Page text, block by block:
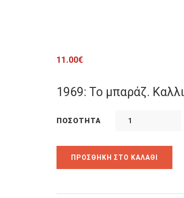
11.00€
1969: Το μπαράζ.
ΠΟΣΌΤΗΤΑ
ΠΡΟΣΘΉΚΗ ΣΤΟ ΚΑΛΆΘΙ